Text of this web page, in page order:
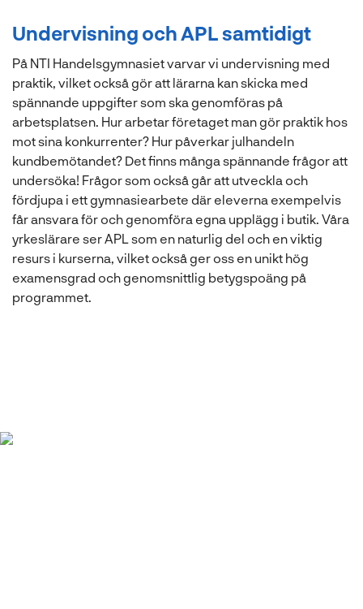
Undervisning och APL samtidigt
På NTI Handelsgymnasiet varvar vi undervisning med
praktik, vilket också gör att lärarna kan skicka med
spännande uppgifter som ska genomföras på
arbetsplatsen. Hur arbetar företaget man gör praktik hos
mot sina konkurrenter? Hur påverkar julhandeln
kundbemötandet? Det finns många spännande frågor att
undersöka! Frågor som också går att utveckla och
fördjupa i ett gymnasiearbete där eleverna exempelvis
får ansvara för och genomföra egna upplägg i butik. Våra
yrkeslärare ser APL som en naturlig del och en viktig
resurs i kurserna, vilket också ger oss en unikt hög
examensgrad och genomsnittlig betygspoäng på
programmet.